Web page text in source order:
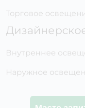
Торговое
Внутреннее
Наружное